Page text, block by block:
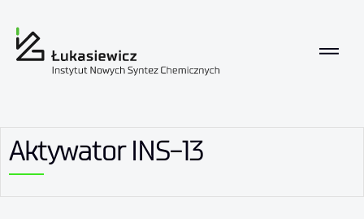
Aktywator INS-13